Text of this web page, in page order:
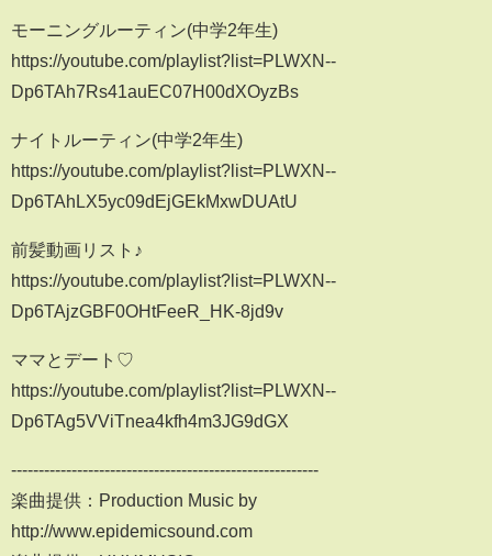
モーニングルーティン(中学2年生)
https://youtube.com/playlist?list=PLWXN--
Dp6TAh7Rs41auEC07H00dXOyzBs
ナイトルーティン(中学2年生)
https://youtube.com/playlist?list=PLWXN--
Dp6TAhLX5yc09dEjGEkMxwDUAtU
前髪動画リスト♪
https://youtube.com/playlist?list=PLWXN--
Dp6TAjzGBF0OHtFeeR_HK-8jd9v
ママとデート♡
https://youtube.com/playlist?list=PLWXN--
Dp6TAg5VViTnea4kfh4m3JG9dGX
--------------------------------------------------------
楽曲提供：Production Music by
http://www.epidemicsound.com